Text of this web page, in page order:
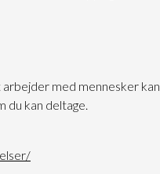
arbejder med mennesker kan
du kan deltage.